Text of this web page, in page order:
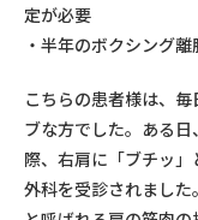
定が必要
半年のボクシング離
こちらの患者様は、
ブな方でした。ある
際、右肩に「ブチッ
外科を受診されまし